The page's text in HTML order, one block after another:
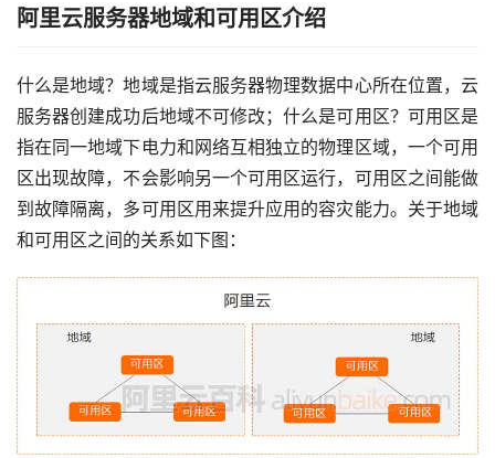
阿里云服务器地域和可用区介绍
什么是地域？地域是指云服务器物理数据中心所在位置，云
服务器创建成功后地域不可修改；什么是可用区？可用区是
指在同一地域下电力和网络互相独立的物理区域，一个可用
区出现故障，不会影响另一个可用区运行，可用区之间能做
到故障隔离，多可用区用来提升应用的容灾能力。关于地域
和可用区之间的关系如下图：